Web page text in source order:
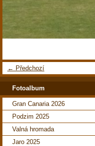
← Předchozí
Fotoalbum
Gran Canaria 2026
Podzim 2025
Valná hromada
Jaro 2025